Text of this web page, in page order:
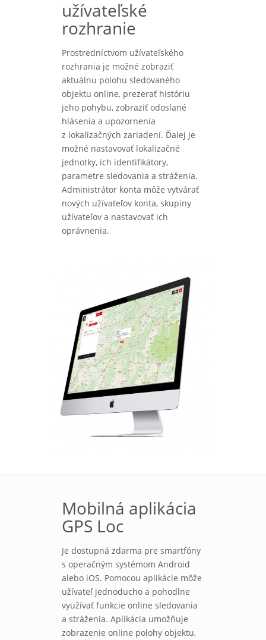
užívateľské
rozhranie
Prostredníctvom užívateľského
rozhrania je možné zobraziť
aktuálnu polohu sledovaného
objektu online, prezerať históriu
jeho pohybu, zobraziť odoslané
hlásenia a upozornenia
z lokalizačných zariadení. Ďalej je
možné nastavovať lokalizačné
jednotky, ich identifikátory,
parametre sledovania a stráženia.
Administrátor konta môže vytvárať
nových užívateľov konta, skupiny
užívateľov a nastavovať ich
oprávnenia.
Mobilná aplikácia
GPS Loc
Je dostupná zdarma pre smartfóny
s operačným systémom Android
alebo iOS. Pomocou aplikácie môže
užívateľ jednoducho a pohodlne
využívať funkcie online sledovania
a stráženia. Aplikácia umožňuje
zobrazenie online polohy objektu,